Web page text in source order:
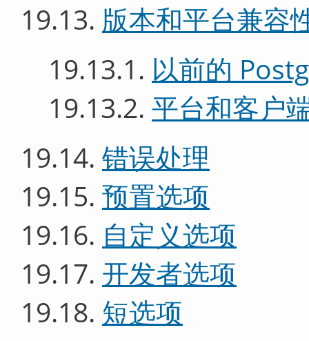
19.13. 版本和平台兼容
19.13.1. 以前的
19.13.2. 平台和客户
19.14. 错误处理
19.15. 预置选项
19.16. 自定义选项
19.17. 开发者选项
19.18. 短选项